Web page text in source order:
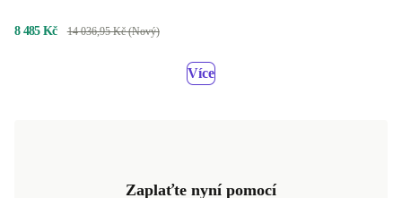
8 485 Kč 14 036,95 Kč (Nový)
Více
Zaplaťte nyní pomocí